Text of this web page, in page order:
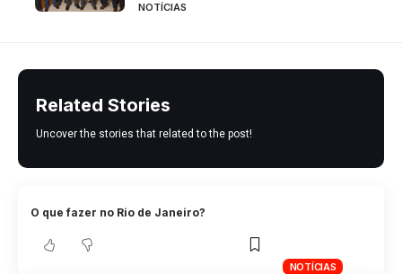
NOTÍCIAS
Related Stories
Uncover the stories that related to the post!
NOTÍCIAS
O que fazer no Rio de Janeiro?